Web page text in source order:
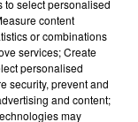
to select personalised
content
or combinations
services; Create
personalised
security, prevent and
and content;
may